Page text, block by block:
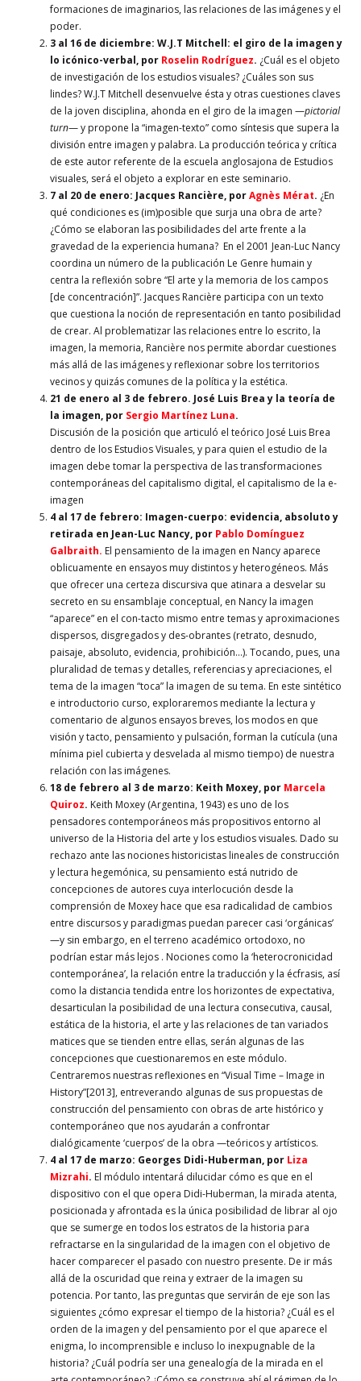
formaciones de imaginarios, las relaciones de las imágenes y el
poder.
3 al 16 de diciembre: W.J.T Mitchell: el giro de la imagen y
lo icónico-verbal, por Roselin Rodríguez. ¿Cuál es el objeto
de investigación de los estudios visuales? ¿Cuáles son sus
lindes? W.J.T Mitchell desenvuelve ésta y otras cuestiones claves
de la joven disciplina, ahonda en el giro de la imagen —pictorial
turn— y propone la “imagen-texto” como síntesis que supera la
división entre imagen y palabra. La producción teórica y crítica
de este autor referente de la escuela anglosajona de Estudios
visuales, será el objeto a explorar en este seminario.
7 al 20 de enero: Jacques Rancière, porAgnès Mérat. ¿En
qué condiciones es (im)posible que surja una obra de arte?
¿Cómo se elaboran las posibilidades del arte frente a la
gravedad de la experiencia humana? En el 2001 Jean-Luc Nancy
coordina un número de la publicación Le Genre humain y
centra la reflexión sobre “El arte y la memoria de los campos
[de concentración]”. Jacques Rancière participa con un texto
que cuestiona la noción de representación en tanto posibilidad
de crear. Al problematizar las relaciones entre lo escrito, la
imagen, la memoria, Rancière nos permite abordar cuestiones
más allá de las imágenes y reflexionar sobre los territorios
vecinos y quizás comunes de la política y la estética.
21 de enero al 3 de febrero. José Luis Brea y la teoría de
la imagen, por Sergio Martínez Luna.
Discusión de la posición que articuló el teórico José Luis Brea
dentro de los Estudios Visuales, y para quien el estudio de la
imagen debe tomar la perspectiva de las transformaciones
contemporáneas del capitalismo digital, el capitalismo de la e-
imagen
4 al 17 de febrero: Imagen-cuerpo: evidencia, absoluto y
retirada en Jean-Luc Nancy, por Pablo Domínguez
Galbraith. El pensamiento de la imagen en Nancy aparece
oblicuamente en ensayos muy distintos y heterogéneos. Más
que ofrecer una certeza discursiva que atinara a desvelar su
secreto en su ensamblaje conceptual, en Nancy la imagen
“aparece” en el con-tacto mismo entre temas y aproximaciones
dispersos, disgregados y des-obrantes (retrato, desnudo,
paisaje, absoluto, evidencia, prohibición…). Tocando, pues, una
pluralidad de temas y detalles, referencias y apreciaciones, el
tema de la imagen “toca” la imagen de su tema. En este sintético
e introductorio curso, exploraremos mediante la lectura y
comentario de algunos ensayos breves, los modos en que
visión y tacto, pensamiento y pulsación, forman la cutícula (una
mínima piel cubierta y desvelada al mismo tiempo) de nuestra
relación con las imágenes.
18 de febrero al 3 de marzo: Keith Moxey, por Marcela
Quiroz. Keith Moxey (Argentina, 1943) es uno de los
pensadores contemporáneos más propositivos entorno al
universo de la Historia del arte y los estudios visuales. Dado su
rechazo ante las nociones historicistas lineales de construcción
y lectura hegemónica, su pensamiento está nutrido de
concepciones de autores cuya interlocución desde la
comprensión de Moxey hace que esa radicalidad de cambios
entre discursos y paradigmas puedan parecer casi ‘orgánicas’
—y sin embargo, en el terreno académico ortodoxo, no
podrían estar más lejos . Nociones como la ‘heterocronicidad
contemporánea’, la relación entre la traducción y la écfrasis, así
como la distancia tendida entre los horizontes de expectativa,
desarticulan la posibilidad de una lectura consecutiva, causal,
estática de la historia, el arte y las relaciones de tan variados
matices que se tienden entre ellas, serán algunas de las
concepciones que cuestionaremos en este módulo.
Centraremos nuestras reflexiones en “Visual Time – Image in
History”[2013], entreverando algunas de sus propuestas de
construcción del pensamiento con obras de arte histórico y
contemporáneo que nos ayudarán a confrontar
dialógicamente ‘cuerpos’ de la obra —teóricos y artísticos.
4 al 17 de marzo: Georges Didi-Huberman, por Liza
Mizrahi. El módulo intentará dilucidar cómo es que en el
dispositivo con el que opera Didi-Huberman, la mirada atenta,
posicionada y afrontada es la única posibilidad de librar al ojo
que se sumerge en todos los estratos de la historia para
refractarse en la singularidad de la imagen con el objetivo de
hacer comparecer el pasado con nuestro presente. De ir más
allá de la oscuridad que reina y extraer de la imagen su
potencia. Por tanto, las preguntas que servirán de eje son las
siguientes ¿cómo expresar el tiempo de la historia? ¿Cuál es el
orden de la imagen y del pensamiento por el que aparece el
enigma, lo incomprensible e incluso lo inexpugnable de la
historia? ¿Cuál podría ser una genealogía de la mirada en el